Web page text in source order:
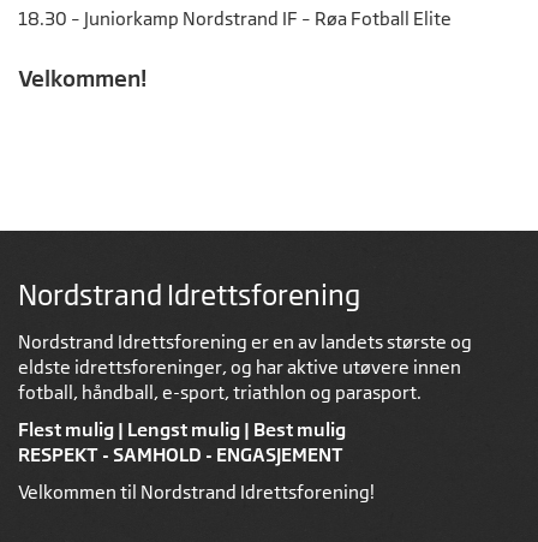
18.30 – Juniorkamp Nordstrand IF – Røa Fotball Elite
Velkommen!
Nordstrand Idrettsforening
Nordstrand Idrettsforening er en av landets største og
eldste idrettsforeninger, og har aktive utøvere innen
fotball, håndball, e-sport, triathlon og parasport.
Flest mulig | Lengst mulig | Best mulig
RESPEKT - SAMHOLD - ENGASJEMENT
Velkommen til Nordstrand Idrettsforening!